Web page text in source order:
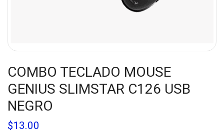
COMBO TECLADO MOUSE
GENIUS SLIMSTAR C126 USB
NEGRO
$13.00